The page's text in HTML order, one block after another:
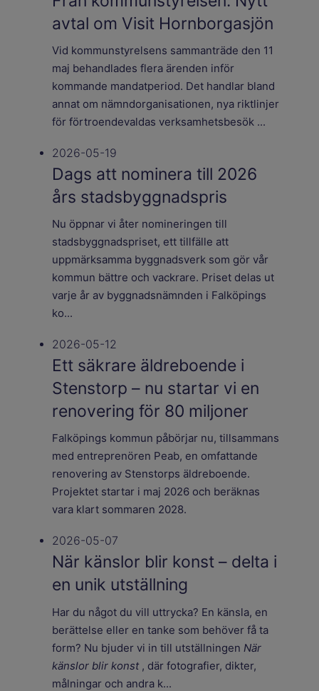
avtal om Visit Hornborgasjön
Vid kommunstyrelsens sammanträde den 11
maj behandlades flera ärenden inför
kommande mandatperiod. Det handlar bland
annat om nämndorganisationen, nya riktlinjer
för förtroendevaldas verksamhetsbesök ...
2026-05-19
Dags att nominera till 2026
års stadsbyggnadspris
Nu öppnar vi åter nomineringen till
stadsbyggnadspriset, ett tillfälle att
uppmärksamma byggnadsverk som gör vår
kommun bättre och vackrare. Priset delas ut
varje år av byggnadsnämnden i Falköpings
ko...
2026-05-12
Ett säkrare äldreboende i
Stenstorp – nu startar vi en
renovering för 80 miljoner
Falköpings kommun påbörjar nu, tillsammans
med entreprenören Peab, en omfattande
renovering av Stenstorps äldreboende.
Projektet startar i maj 2026 och beräknas
vara klart sommaren 2028.
2026-05-07
När känslor blir konst – delta i
en unik utställning
Har du något du vill uttrycka? En känsla, en
berättelse eller en tanke som behöver få ta
form? Nu bjuder vi in till utställningen När
känslor blir konst, där fotografier, dikter,
målningar och andra k...